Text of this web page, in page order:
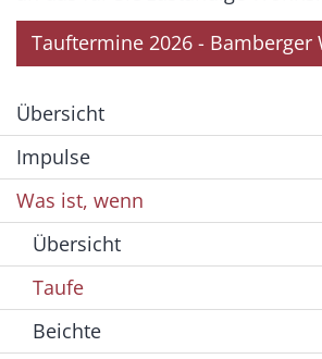
Tauftermine 2026 - Bamberger
Übersicht
Impulse
Was ist, wenn
Übersicht
Taufe
Beichte